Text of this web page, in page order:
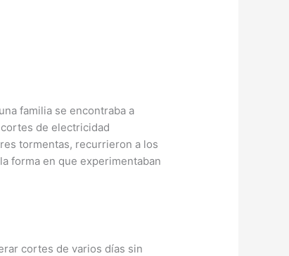
familia se encontraba a
de electricidad
tormentas, recurrieron a los
forma en que experimentaban
cortes de varios días sin